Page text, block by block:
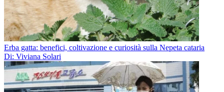
Erba gatta: benefici, coltivazione e curiosità sulla Nepeta cataria
Di: Viviana Solari